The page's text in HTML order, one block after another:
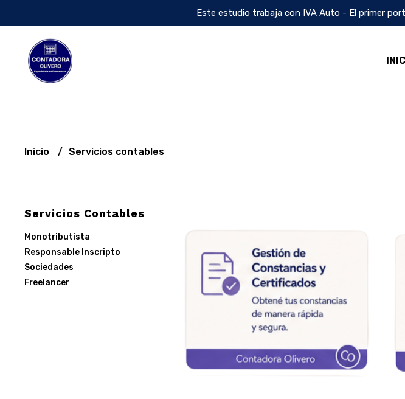
Este estudio trabaja con IVA Auto - El primer
Inicio Servicios contables
Servicios Contables
Monotributista
Responsable Inscripto
Sociedades
Freelancer